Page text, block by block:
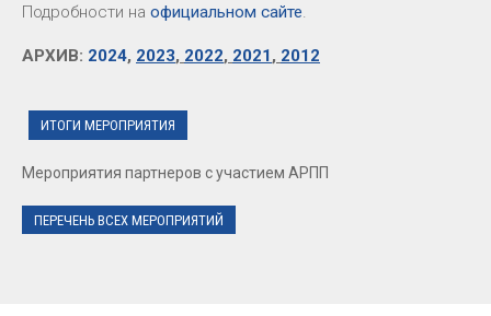
Подробности на официальном сайте.
АРХИВ: 2024, 2023, 2022, 2021, 2012
ИТОГИ МЕРОПРИЯТИЯ
Мероприятия партнеров с участием АРПП
ПЕРЕЧЕНЬ ВСЕХ МЕРОПРИЯТИЙ